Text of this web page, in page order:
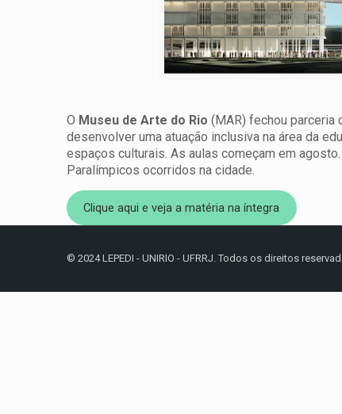
O Museu de Arte do Rio (MAR) fechou parceria
desenvolver uma atuação inclusiva na área da
espaços culturais. As aulas começam em
Paralímpicos ocorridos na cidade.
Clique aqui e veja a matéria na íntegra
© 2024 LEPEDI - UNIRIO - UFRRJ. Todos os direitos